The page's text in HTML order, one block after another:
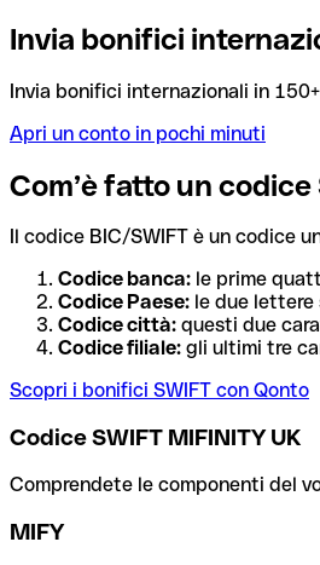
Invia bonifici
Invia bonifici internazionali in
Apri un conto in pochi minuti
Com’è fatto un codice
Il codice BIC/SWIFT è un codice
Codice banca: le prime
Codice Paese: le due lettere
Codice città: questi due
Codice filiale: gli ultimi tre
Scopri i bonifici SWIFT con Qonto
Codice SWIFT MIFINITY UK
Comprendete le componenti del
MIFY